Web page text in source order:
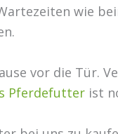
wie
vor die Tür.
Pferdefutter ist